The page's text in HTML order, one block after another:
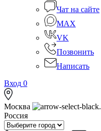
Чат на сайте
MAX
VK
Позвонить
Написать
Вход 0
Москва
Россия